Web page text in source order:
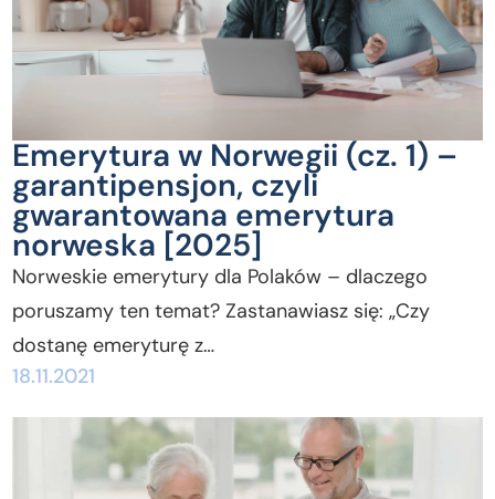
Emerytura w Norwegii (cz. 1) –
garantipensjon, czyli
gwarantowana emerytura
norweska [2025]
Norweskie emerytury dla Polaków – dlaczego
poruszamy ten temat? Zastanawiasz się: „Czy
dostanę emeryturę z…
18.11.2021